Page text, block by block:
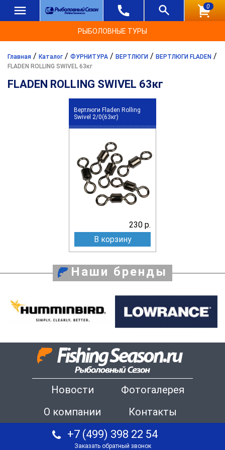
0
РЫБОЛОВНЫЕ ТУРЫ
Главная / Каталог / ФУРНИТУРА / ВЕРТЛЮГИ / ВЕРТЛЮГИ FLADEN /
FLADEN ROLLING SWIVEL 63кг
FLADEN ROLLING SWIVEL 63кг
Вертлюги Fladen Rolling
Swivel 2/0(63кг)
230 р.
В корзину
Наши бренды
Новости
Фотогалерея
О компании
Контакты
+7 (499) 398 22 54
Заказать обратный звонок